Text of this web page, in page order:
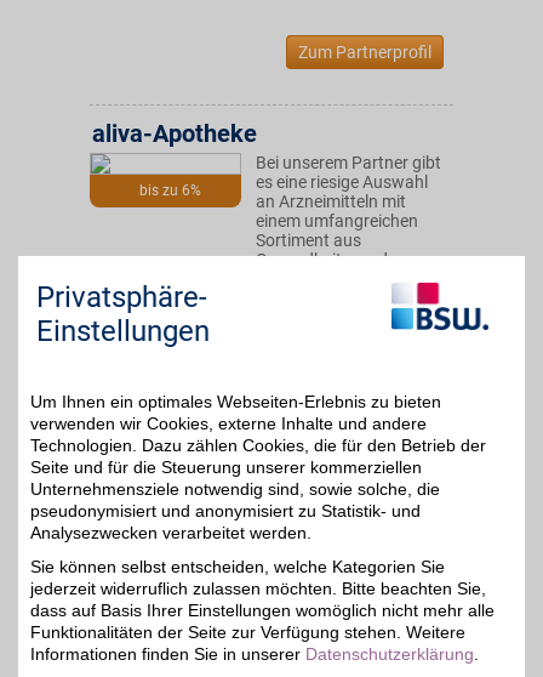
Zum Partnerprofil
bis zu 6%
aliva-Apotheke
Bei unserem Partner gibt
es eine riesige Auswahl
an Arzneimitteln mit
einem umfangreichen
Sortiment aus
Gesundheits- und
Sanitätshausprodukten.
Mit BSW dabei noch extra
APOfit
Wohlfühlen mit
Naturprodukten. Von
Gesundheit und Pflege
zu Geschenkideen finden
Sie hier eine vielseitige
Auswahl für Körper,
Zuhause und Familie.
Hochwertige Marken,
nachhaltige Ansätze und
Privatsphäre-
Einstellungen
Um Ihnen ein optimales Webseiten-Erlebnis zu bieten
verwenden wir Cookies, externe Inhalte und andere
Technologien. Dazu zählen Cookies, die für den Betrieb der
Seite und für die Steuerung unserer kommerziellen
Unternehmensziele notwendig sind, sowie solche, die
pseudonymisiert und anonymisiert zu Statistik- und
Analysezwecken verarbeitet werden.
Sie können selbst entscheiden, welche Kategorien Sie
jederzeit widerruflich zulassen möchten. Bitte beachten Sie,
dass auf Basis Ihrer Einstellungen womöglich nicht mehr alle
Funktionalitäten der Seite zur Verfügung stehen. Weitere
Informationen finden Sie in unserer Datenschutzerklärung